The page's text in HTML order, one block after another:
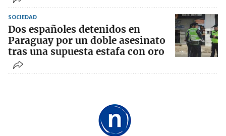
SOCIEDAD
Dos españoles detenidos en
Paraguay por un doble asesinato
tras una supuesta estafa con oro